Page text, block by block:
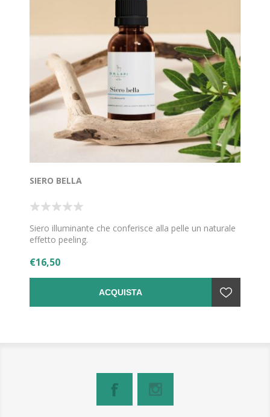
SIERO BELLA
Siero illuminante che conferisce alla pelle un naturale
effetto peeling.
€16,50
ACQUISTA